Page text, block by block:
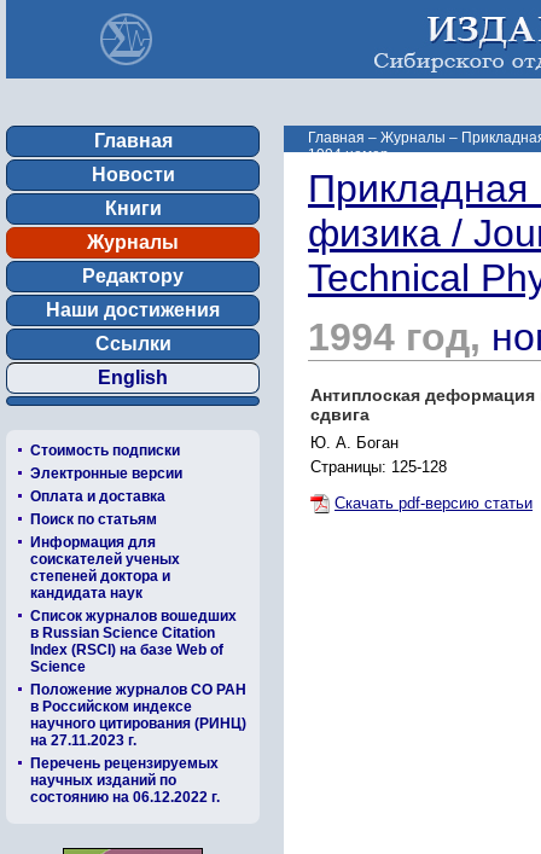
Главная
Новости
Книги
Журналы
Редактору
Наши достижения
Ссылки
English
Стоимость подписки
Электронные версии
Оплата и доставка
Поиск по статьям
Информация для
соискателей ученых
степеней доктора и
кандидата наук
Список журналов вошедших
в Russian Science Citation
Index (RSCI) на базе Web of
Science
Положение журналов СО РАН
в Российском индексе
научного цитирования (РИНЦ)
на 27.11.2023 г.
Перечень рецензируемых
научных изданий по
состоянию на 06.12.2022 г.
Главная – Журналы –
1994 номер ...
Прикладная
физика /
Technical
1994 год,
Антиплоская
сдвига
Ю. А. Боган
Страницы: 125-128
Скачать pdf-версию статьи